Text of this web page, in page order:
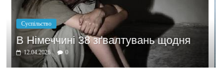
щодня
Політика
Бажання
домовлятись
03.04.2026